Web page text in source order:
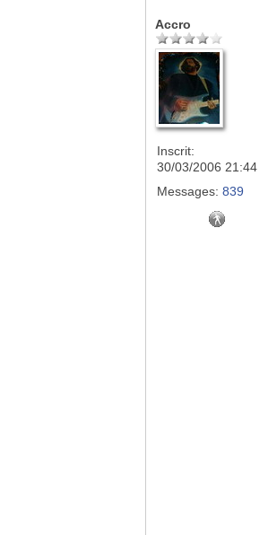
Accro
Inscrit:
30/03/2006 21:44
Messages: 839